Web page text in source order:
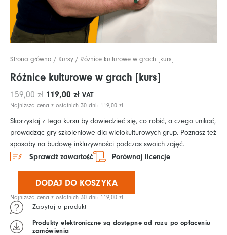
Strona główna / Kursy / Różnice kulturowe w grach [kurs]
Różnice kulturowe w grach [kurs]
159,00zł Pierwotna
cena
wynosiła:
159,00 zł.
119,00 złAktualna
cena
wynosi:
119,00 zł.
VAT
Najniższa cena z ostatnich 30 dni: 119,00 zł.
Skorzystaj z tego kursu by dowiedzieć się, co robić, a czego unikać,
prowadząc gry szkoleniowe dla wielokulturowych grup. Poznasz też
sposoby na budowę inkluzywności podczas swoich zajęć.
Sprawdź zawartość
Porównaj licencje
w
grach
[kurs]
DODAJ DO KOSZYKA
Najniższa cena z ostatnich 30 dni: 119,00 zł.
Zapytaj o produkt
Produkty elektroniczne są dostępne od razu po opłaceniu
zamówienia